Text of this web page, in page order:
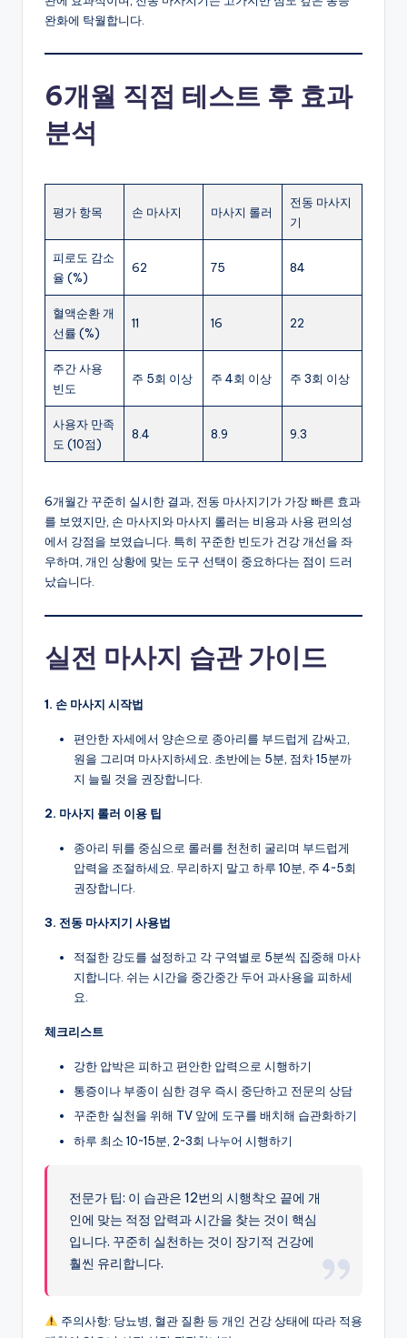
완화에 탁월합니다.
6개월 직접 테스트 후 효과
분석
평가 항목 손 마사지 마사지 롤러
전동 마사지
기
피로도 감소
율 (%)
62 75 84
혈액순환 개
선률 (%)
11 16 22
주간 사용
빈도
주 5회 이상 주 4회 이상 주 3회 이상
사용자 만족
도 (10점)
8.4 8.9 9.3
6개월간 꾸준히 실시한 결과, 전동 마사지기가 가장 빠른 효과
를 보였지만, 손 마사지와 마사지 롤러는 비용과 사용 편의성
에서 강점을 보였습니다. 특히 꾸준한 빈도가 건강 개선을 좌
우하며, 개인 상황에 맞는 도구 선택이 중요하다는 점이 드러
났습니다.
실전 마사지 습관 가이드
1. 손 마사지 시작법
편안한 자세에서 양손으로 종아리를 부드럽게 감싸고,
원을 그리며 마사지하세요. 초반에는 5분, 점차 15분까
지 늘릴 것을 권장합니다.
2. 마사지 롤러 이용 팁
종아리 뒤를 중심으로 롤러를 천천히 굴리며 부드럽게
압력을 조절하세요. 무리하지 말고 하루 10분, 주 4~5회
권장합니다.
3. 전동 마사지기 사용법
적절한 강도를 설정하고 각 구역별로 5분씩 집중해 마사
지합니다. 쉬는 시간을 중간중간 두어 과사용을 피하세
요.
체크리스트
강한 압박은 피하고 편안한 압력으로 시행하기
통증이나 부종이 심한 경우 즉시 중단하고 전문의 상담
꾸준한 실천을 위해 TV 앞에 도구를 배치해 습관화하기
하루 최소 10~15분, 2~3회 나누어 시행하기
전문가 팁: 이 습관은 12번의 시행착오 끝에 개
인에 맞는 적정 압력과 시간을 찾는 것이 핵심
입니다. 꾸준히 실천하는 것이 장기적 건강에
훨씬 유리합니다.
주의사항: 당뇨병, 혈관 질환 등 개인 건강 상태에 따라 적용